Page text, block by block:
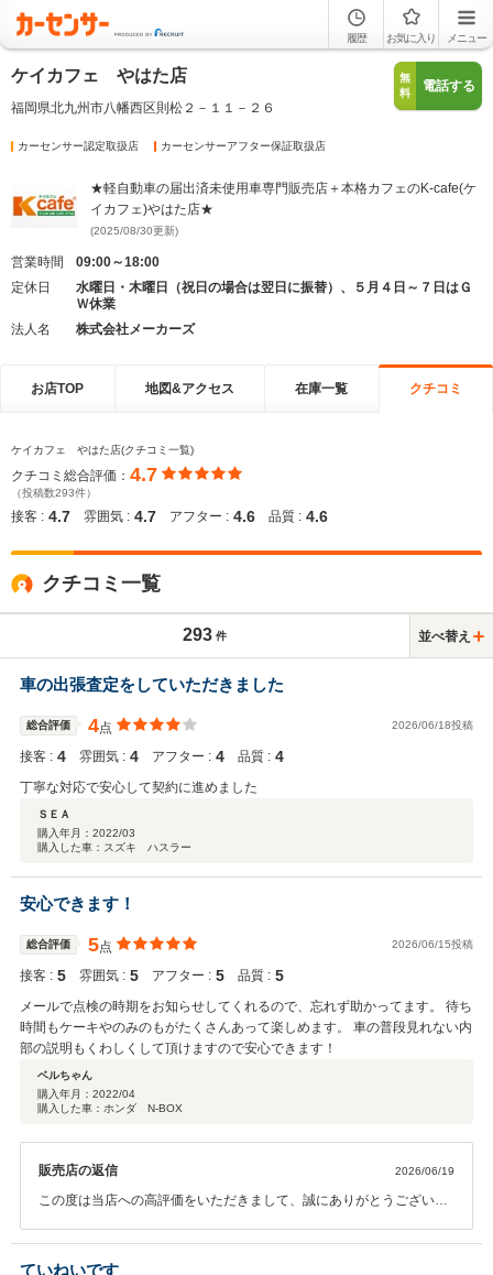
履歴 お気に入り メニュー
ケイカフェ やはた店
福岡県北九州市八幡西区則松２－１１－２６
無
料
電話する
カーセンサー認定取扱店 カーセンサーアフター保証取扱店
★軽自動車の届出済未使用車専門販売店＋本格カフェのK-cafe(ケ
イカフェ)やはた店★
(2025/08/30更新)
営業時間
09:00～18:00
定休日
水曜日・木曜日（祝日の場合は翌日に振替）、５月４日～７日はＧ
Ｗ休業
法人名
株式会社メーカーズ
お店TOP 地図&アクセス 在庫一覧 クチコミ
ケイカフェ やはた店(クチコミ一覧)
クチコミ総合評価： 4.7
（投稿数293件）
接客 : 4.7 雰囲気 : 4.7 アフター : 4.6 品質 : 4.6
クチコミ一覧
293 件 並べ替え
車の出張査定をしていただきました
総合評価 4点 2026/06/18投稿
接客 : 4 雰囲気 : 4 アフター : 4 品質 : 4
丁寧な対応で安心して契約に進めました
ＳＥＡ
購入年月： 2022/03
購入した車：スズキ ハスラー
安心できます！
総合評価 5点 2026/06/15投稿
接客 : 5 雰囲気 : 5 アフター : 5 品質 : 5
メールで点検の時期をお知らせしてくれるので、忘れず助かってます。 待ち
時間もケーキやのみのもがたくさんあって楽しめます。 車の普段見れない内
部の説明もくわしくして頂けますので安心できます！
ベルちゃん
購入年月： 2022/04
購入した車：ホンダ N-BOX
販売店の返信 2026/06/19
この度は当店への高評価をいただきまして、誠にありがとうございま
き、そして私共が最も大切にしている「お車内部のくわしい説明」に
ついて、これ以上ない温かいお言葉を頂戴し、ケイカフェやはた店ス
ていねいです